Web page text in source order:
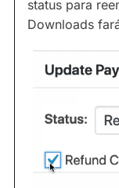
status para
Downloads